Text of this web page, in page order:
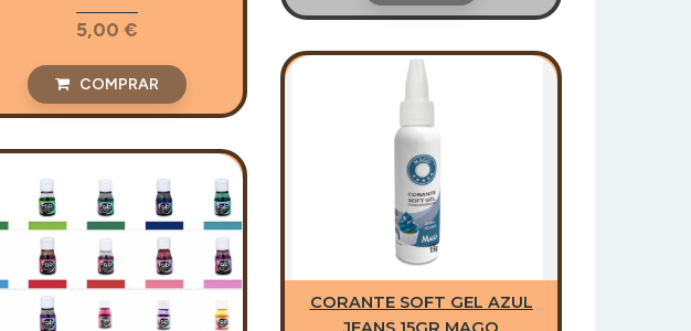
5,00 €
COMPRAR
CORANTE SOFT GEL AZUL